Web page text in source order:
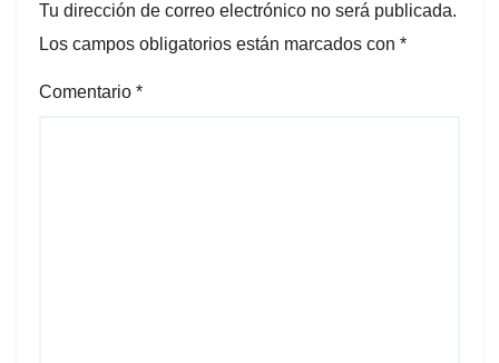
Tu dirección de correo electrónico no será publicada.
Los campos obligatorios están marcados con *
Comentario *